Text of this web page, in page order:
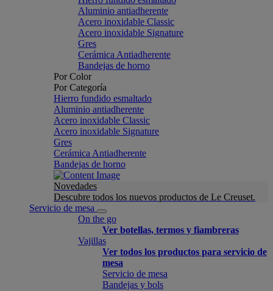
Aluminio antiadherente
Acero inoxidable Classic
Acero inoxidable Signature
Gres
Cerámica Antiadherente
Bandejas de horno
Por Color
Por Categoría
Hierro fundido esmaltado
Aluminio antiadherente
Acero inoxidable Classic
Acero inoxidable Signature
Gres
Cerámica Antiadherente
Bandejas de horno
Novedades
Descubre todos los nuevos productos de Le Creuset.
Servicio de mesa
On the go
Ver botellas, termos y fiambreras
Vajillas
Ver todos los productos para servicio de
mesa
Servicio de mesa
Bandejas y bols